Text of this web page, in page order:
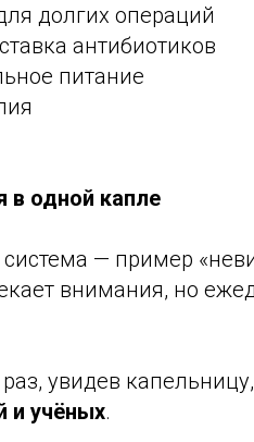
долгих операций
антибиотиков
питание
в одной капле
— пример
внимания, но
увидев
и учёных.